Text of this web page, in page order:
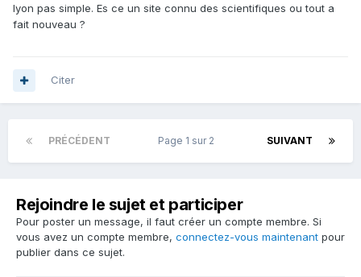
lyon pas simple. Es ce un site connu des scientifiques ou tout a
fait nouveau ?
Citer
PRÉCÉDENT SUIVANT
Page 1 sur 2
Rejoindre le sujet et participer
Pour poster un message, il faut créer un compte membre. Si
vous avez un compte membre, connectez-vous maintenant pour
publier dans ce sujet.